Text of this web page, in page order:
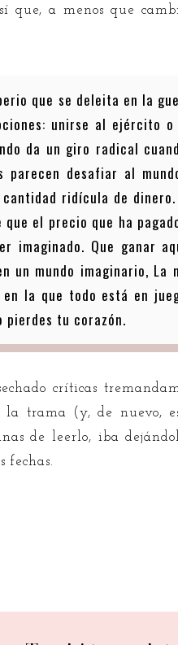
que, a menos que
que se deleita en la
unirse al ejército
da un giro radical
parecen desafiar al
ridícula de
el precio que ha
imaginado. Que ganar
un mundo imaginario, La
la que todo está en
pierdes tu corazón.
críticas
trama (y, de nuevo,
de leerlo, iba
fechas.